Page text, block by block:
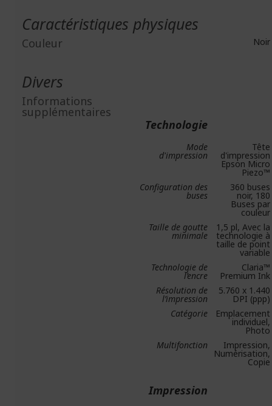
Caractéristiques physiques
Couleur Noir
Divers
Informations
supplémentaires
Technologie
Mode
d'impression
Tête
d'impression
Epson Micro
Piezo™
Configuration des
buses
360 buses
noir, 180
Buses par
couleur
Taille de goutte
minimale
1,5 pl, Avec la
technologie à
taille de point
variable
Technologie de
l’encre
Claria™
Premium Ink
Résolution de
l’impression
5.760 x 1.440
DPI (ppp)
Catégorie
Emplacement
individuel,
Photo
Multifonction
Impression,
Numérisation,
Copie
Impression